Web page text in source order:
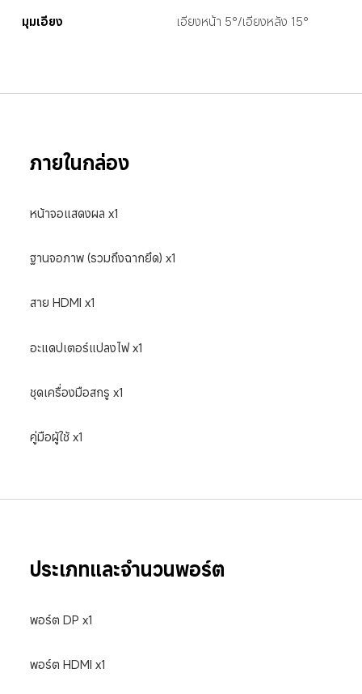
มุมเอียง เอียงหน้า 5°/เอียงหลัง 15°
ภายในกล่อง
หน้าจอแสดงผล x1
ฐานจอภาพ (รวมถึงฉากยึด) x1
สาย HDMI x1
อะแดปเตอร์แปลงไฟ x1
ชุดเครื่องมือสกรู x1
คู่มือผู้ใช้ x1
ประเภทและจำนวนพอร์ต
พอร์ต DP x1
พอร์ต HDMI x1